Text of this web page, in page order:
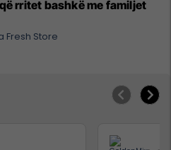
rritet bashkë me familjet
Fresh Store